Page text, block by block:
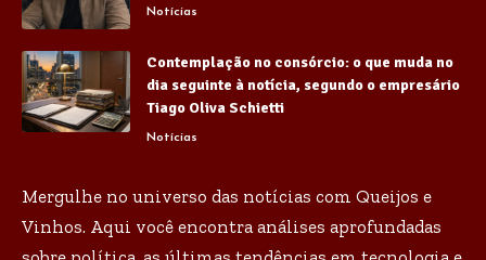
Notícias
Contemplação no consórcio: o que muda no
dia seguinte à notícia, segundo o empresário
Tiago Oliva Schietti
Notícias
Mergulhe no universo das notícias com Queijos e
Vinhos. Aqui você encontra análises aprofundadas